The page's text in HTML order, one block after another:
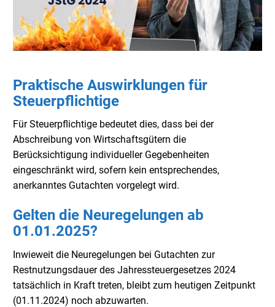
Praktische Auswirklungen für
Steuerpflichtige
Für Steuerpflichtige bedeutet dies, dass bei der
Abschreibung von Wirtschaftsgütern die
Berücksichtigung individueller Gegebenheiten
eingeschränkt wird, sofern kein entsprechendes,
anerkanntes Gutachten vorgelegt wird.
Gelten die Neuregelungen ab
01.01.2025?
Inwieweit die Neuregelungen bei Gutachten zur
Restnutzungsdauer des Jahressteuergesetzes 2024
tatsächlich in Kraft treten, bleibt zum heutigen Zeitpunkt
(01.11.2024) noch abzuwarten.